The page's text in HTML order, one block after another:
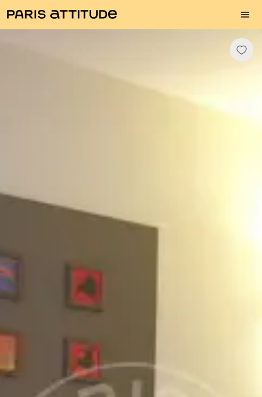
Fotos Descrição Equipamentos Bairro